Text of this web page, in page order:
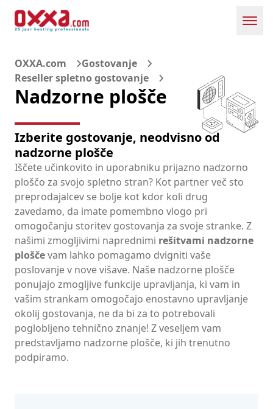
OXXA.com
Gostovanje
Reseller spletno gostovanje
Nadzorne plošče
Izberite gostovanje, neodvisno od
nadzorne plošče
Iščete učinkovito in uporabniku prijazno nadzorno
ploščo za svojo spletno stran? Kot partner več sto
preprodajalcev se bolje kot kdor koli drug
zavedamo, da imate pomembno vlogo pri
omogočanju storitev gostovanja za svoje stranke. Z
našimi zmogljivimi naprednimi rešitvami nadzorne
ploščevam lahko pomagamo dvigniti vaše
poslovanje v nove višave. Naše nadzorne plošče
ponujajo zmogljive funkcije upravljanja, ki vam in
vašim strankam omogočajo enostavno upravljanje
okolij gostovanja, ne da bi za to potrebovali
poglobljeno tehnično znanje! Z veseljem vam
predstavljamo nadzorne plošče, ki jih trenutno
podpiramo.